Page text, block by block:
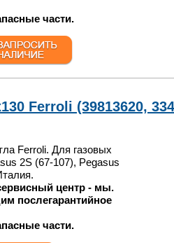
части.
Ferroli (39813620,
Ferroli. Для газовых
2S (67-107), Pegasus
центр - мы.
послегарантийное
части.